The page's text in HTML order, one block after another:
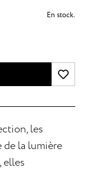
En stock.
les
de la lumière
elles